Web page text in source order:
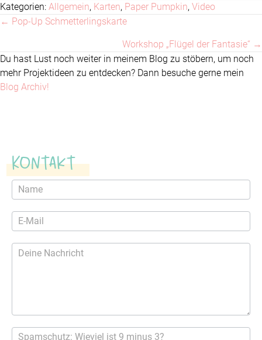
Kategorien: Allgemein, Karten, Paper Pumpkin, Video
Posts
navigation
← Pop-Up Schmetterlingskarte
Workshop „Flügel der Fantasie“ →
Du hast Lust noch weiter in meinem Blog zu stöbern, um noch
mehr Projektideen zu entdecken? Dann besuche gerne mein
Blog Archiv!
Kontakt
Kontaktformular